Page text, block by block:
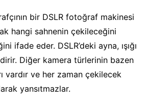
bir DSLR fotoğraf makinesi
hangi sahnenin çekileceğini
ifade eder. DSLR’deki ayna, ışığı
Diğer kamera türlerinin bazen
vardır ve her zaman çekilecek
yansıtmazlar.